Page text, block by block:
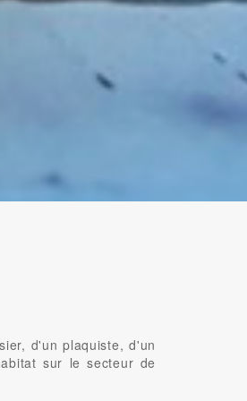
d'un plaquiste, d'un
sur le secteur de